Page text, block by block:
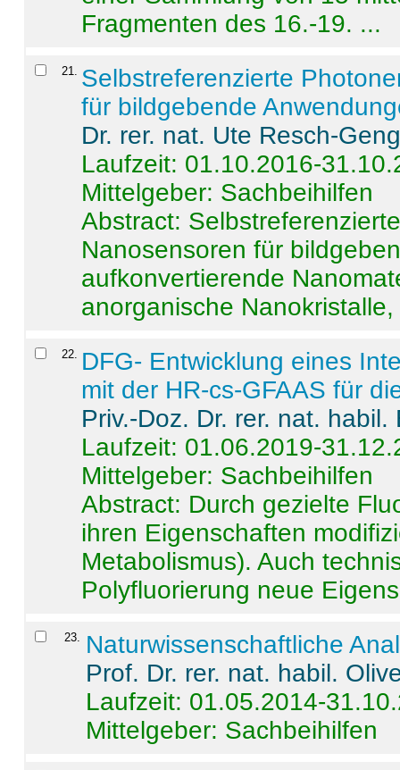
Fragmenten des 16.-19. ...
21
Selbstreferenzierte
für bildgebende
Dr. rer. nat. Ute Resch-
Laufzeit: 01.10.2016-
Mittelgeber: Sachbeihilfen
Abstract:
Nanosensoren für
aufkonvertierende
anorganische
22
DFG- Entwicklung eines
mit der HR-cs-GFAAS für
Priv.-Doz. Dr. rer. nat.
Laufzeit: 01.06.2019-
Mittelgeber: Sachbeihilfen
Abstract: Durch gezielte
ihren Eigenschaften
Metabolismus). Auch
Polyfluorierung neue
23. Naturwissenschaftliche
Prof. Dr. rer. nat. habil.
Laufzeit: 01.05.2014-
Mittelgeber: Sachbeihilfen